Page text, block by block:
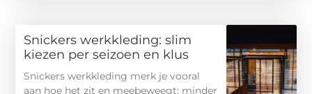
Snickers werkkleding: slim
kiezen per seizoen en klus
Snickers werkkleding merk je vooral
aan hoe het zit en meebeweegt: minder